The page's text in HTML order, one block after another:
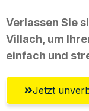
Verlassen Sie
Villach, um
einfach und
Jetzt